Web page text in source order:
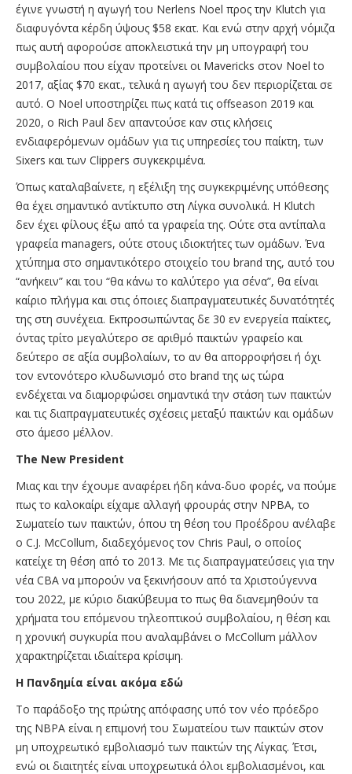
έγινε γνωστή η αγωγή του Nerlens Noel προς την Klutch για
διαφυγόντα κέρδη ύψους $58 εκατ. Και ενώ στην αρχή νόμιζα
πως αυτή αφορούσε αποκλειστικά την μη υπογραφή του
συμβολαίου που είχαν προτείνει οι Mavericks στον Noel to
2017, αξίας $70 εκατ., τελικά η αγωγή του δεν περιορίζεται σε
αυτό. Ο Noel υποστηρίζει πως κατά τις offseason 2019 και
2020, ο Rich Paul δεν απαντούσε καν στις κλήσεις
ενδιαφερόμενων ομάδων για τις υπηρεσίες του παίκτη, των
Sixers και των Clippers συγκεκριμένα.
Όπως καταλαβαίνετε, η εξέλιξη της συγκεκριμένης υπόθεσης
θα έχει σημαντικό αντίκτυπο στη Λίγκα συνολικά. Η Klutch
δεν έχει φίλους έξω από τα γραφεία της. Ούτε στα αντίπαλα
γραφεία managers, ούτε στους ιδιοκτήτες των ομάδων. Ένα
χτύπημα στο σημαντικότερο στοιχείο του brand της, αυτό του
“ανήκειν” και του “θα κάνω το καλύτερο για σένα”, θα είναι
καίριο πλήγμα και στις όποιες διαπραγματευτικές δυνατότητές
της στη συνέχεια. Εκπροσωπώντας δε 30 εν ενεργεία παίκτες,
όντας τρίτο μεγαλύτερο σε αριθμό παικτών γραφείο και
δεύτερο σε αξία συμβολαίων, το αν θα απορροφήσει ή όχι
τον εντονότερο κλυδωνισμό στο brand της ως τώρα
ενδέχεται να διαμορφώσει σημαντικά την στάση των παικτών
και τις διαπραγματευτικές σχέσεις μεταξύ παικτών και ομάδων
στο άμεσο μέλλον.
The New President
Μιας και την έχουμε αναφέρει ήδη κάνα-δυο φορές, να πούμε
πως το καλοκαίρι είχαμε αλλαγή φρουράς στην NPBA, το
Σωματείο των παικτών, όπου τη θέση του Προέδρου ανέλαβε
ο C.J. McCollum, διαδεχόμενος τoν Chris Paul, o oποίος
κατείχε τη θέση από το 2013. Με τις διαπραγματεύσεις για την
νέα CBA να μπορούν να ξεκινήσουν από τα Χριστούγεννα
του 2022, με κύριο διακύβευμα το πως θα διανεμηθούν τα
χρήματα του επόμενου τηλεοπτικού συμβολαίου, η θέση και
η χρονική συγκυρία που αναλαμβάνει ο McCollum μάλλον
χαρακτηρίζεται ιδιαίτερα κρίσιμη.
Η Πανδημία είναι ακόμα εδώ
Το παράδοξο της πρώτης απόφασης υπό τον νέο πρόεδρο
της ΝΒPA είναι η επιμονή του Σωματείου των παικτών στον
μη υποχρεωτικό εμβολιασμό των παικτών της Λίγκας. Έτσι,
ενώ οι διαιτητές είναι υποχρεωτικά όλοι εμβολιασμένοι, και